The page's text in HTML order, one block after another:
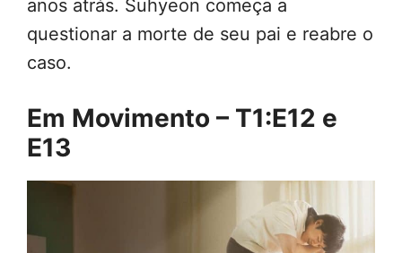
anos atrás. Suhyeon começa a
questionar a morte de seu pai e reabre o
caso.
Em Movimento – T1:E12 e
E13